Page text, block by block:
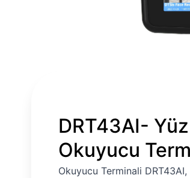
DRT43AI-
Okuyucu
Okuyucu Terminali